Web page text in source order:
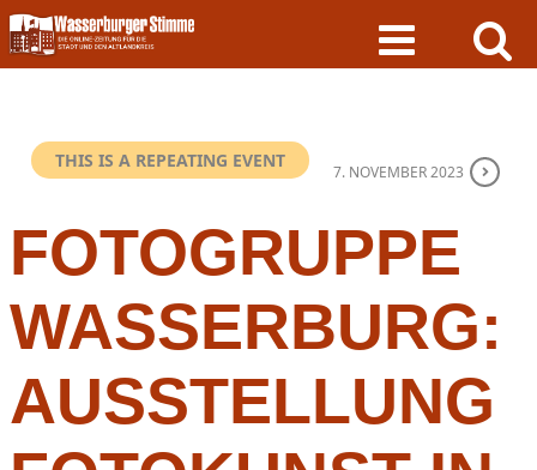
Skip
to
content
THIS IS A REPEATING EVENT
7. NOVEMBER 2023
FOTOGRUPPE
WASSERBURG:
AUSSTELLUNG